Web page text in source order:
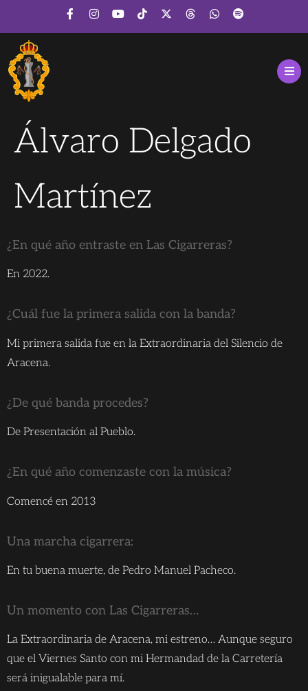
Álvaro Delgado
Martínez
¿En qué año entraste en Las Cigarreras?
En 2022.
¿Cuál fue la primera salida con la banda?
Mi primera salida fue en la Extraordinaria del Silencio de
Aracena.
¿De qué banda procedes?
De Presentación al Pueblo.
¿En qué año comenzaste con la música?
Comencé en 2013
Una marcha cigarrera:
En tu buena muerte, de Pedro Manuel Pacheco.
Un momento con Las Cigarreras…
La Extraordinaria de Aracena, mi estreno… Aunque seguro
que el Viernes Santo con mi Hermandad de la Carretería
será inigualable para mí.